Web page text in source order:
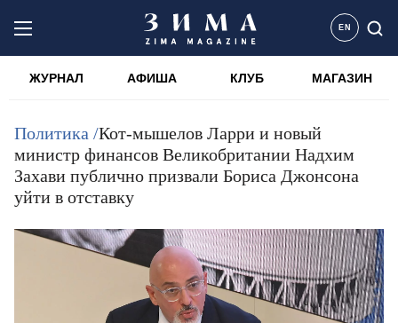
EN
ЖУРНАЛ АФИША КЛУБ МАГАЗИН
Политика /Кот-мышелов Ларри и новый
министр финансов Великобритании Надхим
Захави публично призвали Бориса Джонсона
уйти в отставку